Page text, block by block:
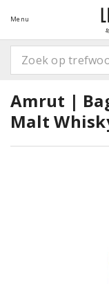
Menu
Amrut |
Malt